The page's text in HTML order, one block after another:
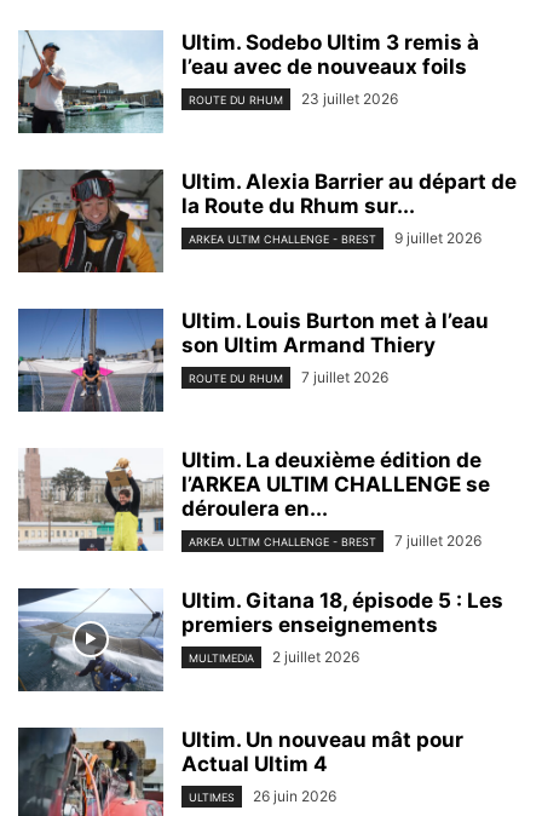
Ultim. Sodebo Ultim 3 remis à
l’eau avec de nouveaux foils
ROUTE DU RHUM 23 juillet 2026
Ultim. Alexia Barrier au départ de
la Route du Rhum sur...
ARKEA ULTIM CHALLENGE - BREST 9 juillet 2026
Ultim. Louis Burton met à l’eau
son Ultim Armand Thiery
ROUTE DU RHUM 7 juillet 2026
Ultim. La deuxième édition de
l’ARKEA ULTIM CHALLENGE se
déroulera en...
ARKEA ULTIM CHALLENGE - BREST 7 juillet 2026
Ultim. Gitana 18, épisode 5 : Les
premiers enseignements
MULTIMEDIA 2 juillet 2026
Ultim. Un nouveau mât pour
Actual Ultim 4
ULTIMES 26 juin 2026